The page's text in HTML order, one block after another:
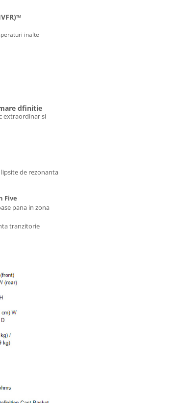
™
inalte
dfinitie
extraordinar si
de rezonanta
Five
pana in zona
tranzitorie